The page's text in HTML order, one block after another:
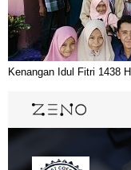
Kenangan Idul Fitri 1438 H